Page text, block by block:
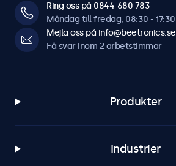
Ring oss på 0844-680 783
Måndag till fredag, 08:30 - 17:30
Mejla oss på info@beetronics.se
Få svar inom 2 arbetstimmar
Produkter
Industrier